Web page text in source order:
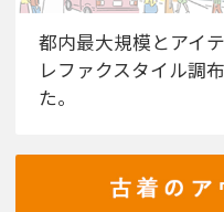
都内最大規模とアイ
レファクスタイル調
た。